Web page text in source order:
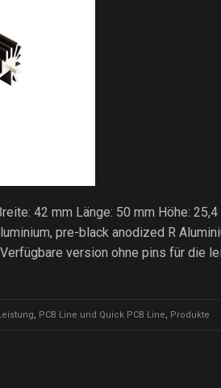
42 mm Länge: 50 mm Höhe: 25,4
pre-black anodized R
version ohne pins für die
, PCB Line und Quick PCB Line, Produkte